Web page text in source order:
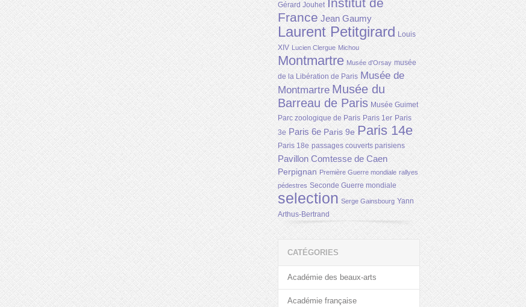
Gérard Jouhet Institut de
France Jean Gaumy
Laurent Petitgirard Louis
XIV Lucien Clergue Michou
Montmartre Musée d'Orsay musée
de la Libération de Paris Musée de
Montmartre Musée du
Barreau de Paris Musée Guimet
Parc zoologique de Paris Paris 1er Paris
3e Paris 6e Paris 9e Paris 14e
Paris 18e passages couverts parisiens
Pavillon Comtesse de Caen
Perpignan Première Guerre mondiale rallyes
pédestres Seconde Guerre mondiale
selection Serge Gainsbourg Yann
Arthus-Bertrand
CATÉGORIES
Académie des beaux-arts
Académie française